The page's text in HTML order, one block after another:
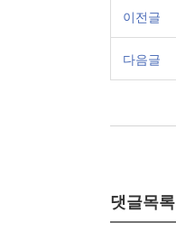
이전글
다음글
댓글목록